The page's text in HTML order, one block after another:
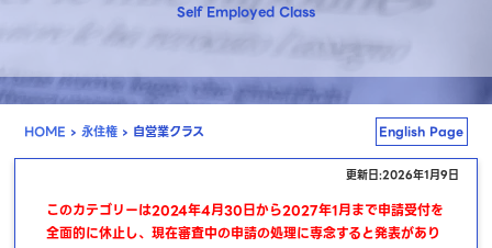
Self Employed Class
HOME › 永住権 › 自営業クラス English Page
更新日:2026年1月9日
このカテゴリーは2024年4月30日から2027年1月まで申請受付を
全面的に休止し、現在審査中の申請の処理に専念すると発表があり